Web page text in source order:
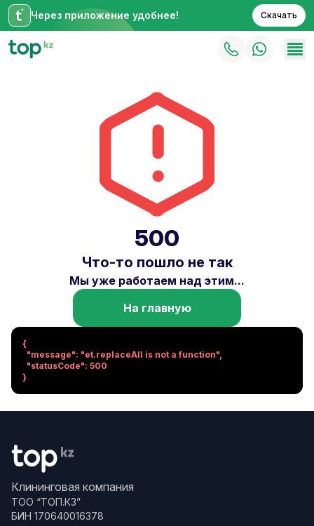
Через приложение удобнее! Скачать
500
Что-то пошло не так
Мы уже работаем над этим...
На главную
{
}
Клининговая компания
ТОО “ТОП.КЗ”
БИН 170640016378